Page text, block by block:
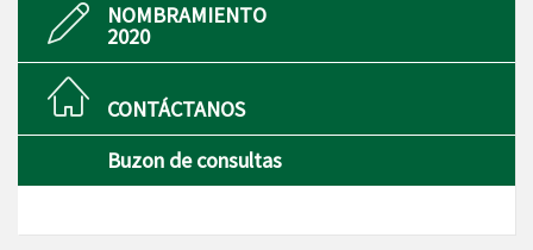
NOMBRAMIENTO
2020
CONTÁCTANOS
Buzon de consultas